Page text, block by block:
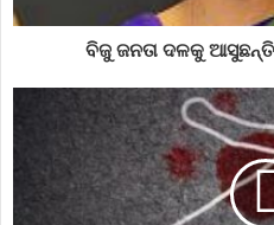
ବିଜୁ ଜନତା ଦଳକୁ